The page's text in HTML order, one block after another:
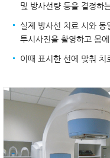
및 방사선량 등을 결정하
실제 방사선 치료 시와
투시사진을 촬영하고 몸
이때 표시한 선에 맞춰